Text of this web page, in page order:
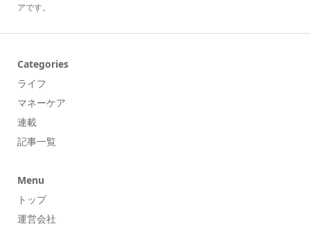
アです。
Categories
ライフ
マネーケア
連載
記事一覧
Menu
トップ
運営会社